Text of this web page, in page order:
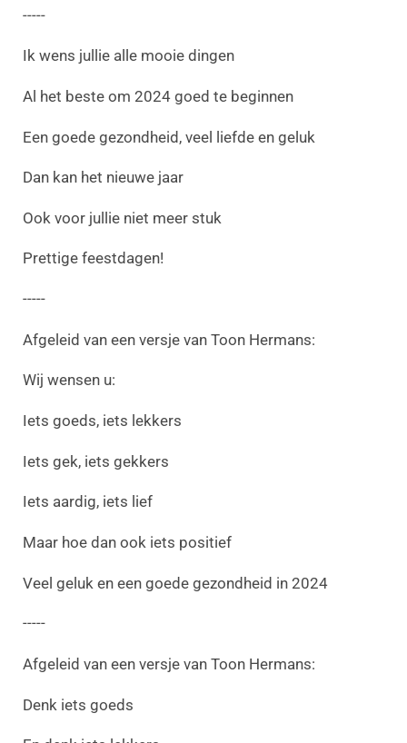
-----
Ik wens jullie alle mooie dingen
Al het beste om 2024 goed te beginnen
Een goede gezondheid, veel liefde en geluk
Dan kan het nieuwe jaar
Ook voor jullie niet meer stuk
Prettige feestdagen!
-----
Afgeleid van een versje van Toon Hermans:
Wij wensen u:
Iets goeds, iets lekkers
Iets gek, iets gekkers
Iets aardig, iets lief
Maar hoe dan ook iets positief
Veel geluk en een goede gezondheid in 2024
-----
Afgeleid van een versje van Toon Hermans:
Denk iets goeds